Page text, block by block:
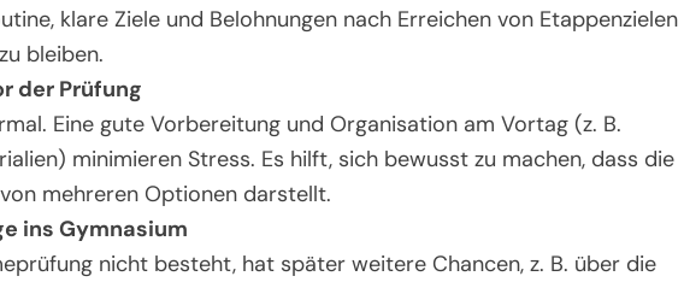
klare Ziele und Belohnungen nach Erreichen von Etappenzielen
bleiben.
der Prüfung
Eine gute Vorbereitung und Organisation am Vortag (z. B.
minimieren Stress. Es hilft, sich bewusst zu machen, dass die
mehreren Optionen darstellt.
ins Gymnasium
nicht besteht, hat später weitere Chancen, z. B. über die